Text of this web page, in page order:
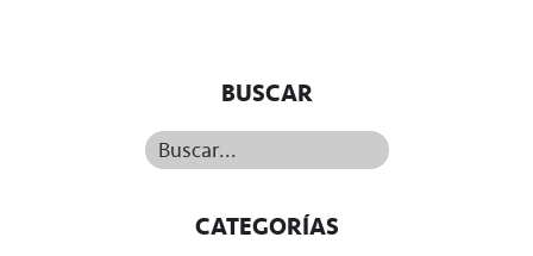
BUSCAR
Buscar...
CATEGORÍAS